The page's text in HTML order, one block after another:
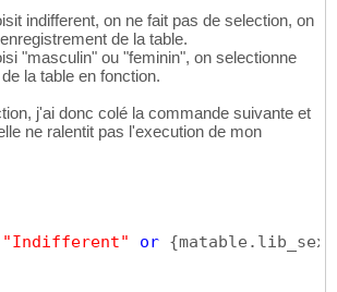
indifferent, on ne fait pas de selection, on
de la table.
"masculin" ou "feminin", on selectionne
la table en fonction.
j'ai donc colé la commande suivante et
ne ralentit pas l'execution de mon
"Indifferent" or {matable.lib_sexe